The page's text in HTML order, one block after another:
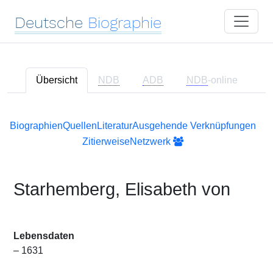
Deutsche Biographie
Übersicht NDB ADB NDB-online
BiographienQuellen LiteraturAusgehende Verknüpfungen
ZitierweiseNetzwerk
Starhemberg, Elisabeth von
Lebensdaten
– 1631